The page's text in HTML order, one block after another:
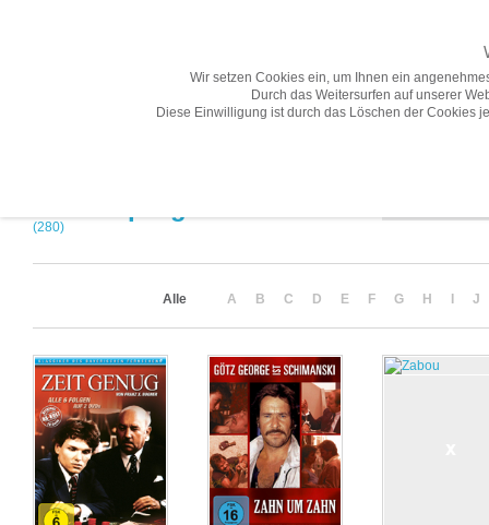
(280)
Alle A B C D E F G H J
Wir setzen Cookies ein, um Ihnen ein
Durch das Weitersurfen auf unserer
Diese Einwilligung ist durch das Löschen der Cookies